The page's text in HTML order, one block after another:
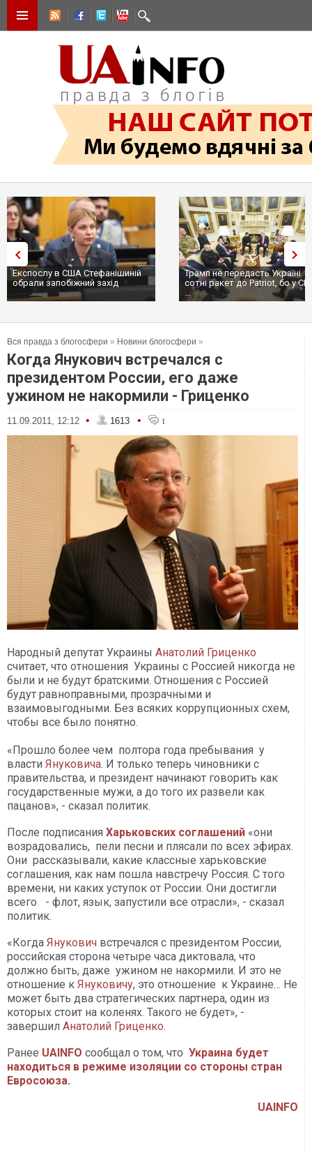
Експослу в США Стефанішиній
обрали запобіжний захід
Трамп не передасть Україні
сотні ракет до Patriot, бо у
...
Вся правда з блогосфери » Новини блогосфери »
Когда Янукович встречался с
президентом России, его даже
ужином не накормили - Гриценко
11.09.2011, 12:12 • 1613 • 1
Народный депутат Украины Анатолий Гриценко
считает, что отношения Украины с Россией никогда не
были и не будут братскими. Отношения с Россией
будут равноправными, прозрачными и
взаимовыгодными. Без всяких коррупционных схем,
чтобы все было понятно.
«Прошло более чем полтора года пребывания у
власти Януковича. И только теперь чиновники с
правительства, и президент начинают говорить как
государственные мужи, а до того их развели как
пацанов», - сказал политик.
После подписания Харьковских соглашений «они
возрадовались, пели песни и плясали по всех эфирах.
Они рассказывали, какие классные харьковские
соглашения, как нам пошла навстречу Россия. С того
времени, ни каких уступок от России. Они достигли
всего - флот, язык, запустили все отрасли», - сказал
политик.
«Когда Янукович встречался с президентом России,
российская сторона четыре часа диктовала, что
должно быть, даже ужином не накормили. И это не
отношение к Януковичу, это отношение к Украине… Не
может быть два стратегических партнера, один из
которых стоит на коленях. Такого не будет», -
завершил Анатолий Гриценко.
Ранее UAINFO сообщал о том, что Украина будет
находиться в режиме изоляции со стороны стран
Евросоюза.
UAINFO